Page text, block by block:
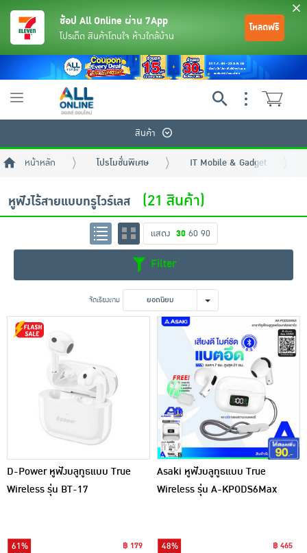
เครื่องปรุงรสและของแห้ง
ขนมขบเคี้ยว และช็อคโกแลต
อาหารสด ผัก ผลไม้และเบเกอรี่
ช้อป All Online ผ่าน 7App
โปรเด็ด สินค้าโดนใจ ห้างใกล้บ้าน
โหลดฟรี
Toggle
สินค้า
หน้าหลัก โปรโมชั่นพิเศษ IT Mobile & Gadget
หูฟังไร้สายแบบทรูไวร์เลส (21 สินค้า)
แสดง 30 60 90
Filter
จัดเรียงตาม ยอดนิยม
D-Power หูฟังบลูทูธแบบ True
Wireless รุ่น BT-17
61%
฿ 179
Asaki หูฟังบลูทูธแบบ True
Wireless รุ่น A-KPODS6Max
48%
฿ 465